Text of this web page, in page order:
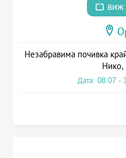
виж
Незабравима почивка
Нико,
Дата: 08.07 -